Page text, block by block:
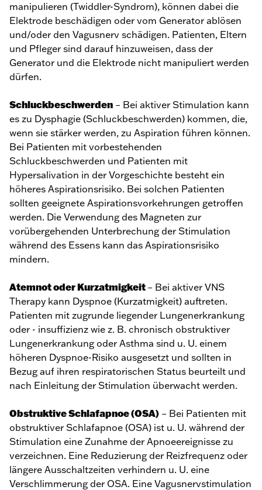
manipulieren (Twiddler-Syndrom), können dabei die
Elektrode beschädigen oder vom Generator ablösen
und/oder den Vagusnerv schädigen. Patienten, Eltern
und Pfleger sind darauf hinzuweisen, dass der
Generator und die Elektrode nicht manipuliert werden
dürfen.
Schluckbeschwerden – Bei aktiver Stimulation kann
es zu Dysphagie (Schluckbeschwerden) kommen, die,
wenn sie stärker werden, zu Aspiration führen können.
Bei Patienten mit vorbestehenden
Schluckbeschwerden und Patienten mit
Hypersalivation in der Vorgeschichte besteht ein
höheres Aspirationsrisiko. Bei solchen Patienten
sollten geeignete Aspirationsvorkehrungen getroffen
werden. Die Verwendung des Magneten zur
vorübergehenden Unterbrechung der Stimulation
während des Essens kann das Aspirationsrisiko
mindern.
Atemnot oder Kurzatmigkeit – Bei aktiver VNS
Therapy kann Dyspnoe (Kurzatmigkeit) auftreten.
Patienten mit zugrunde liegender Lungenerkrankung
oder - insuffizienz wie z. B. chronisch obstruktiver
Lungenerkrankung oder Asthma sind u. U. einem
höheren Dyspnoe-Risiko ausgesetzt und sollten in
Bezug auf ihren respiratorischen Status beurteilt und
nach Einleitung der Stimulation überwacht werden.
Obstruktive Schlafapnoe (OSA) – Bei Patienten mit
obstruktiver Schlafapnoe (OSA) ist u. U. während der
Stimulation eine Zunahme der Apnoeereignisse zu
verzeichnen. Eine Reduzierung der Reizfrequenz oder
längere Ausschaltzeiten verhindern u. U. eine
Verschlimmerung der OSA. Eine Vagusnervstimulation